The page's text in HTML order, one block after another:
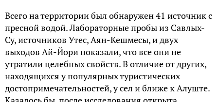
Всего на территории был обнаружен 41 источник с
пресной водой. Лабораторные пробы из Савлых-
Су, источников Утес, Аян-Кешмесы, и двух
выходов Ай-Йори показали, что все они не
утратили целебных свойств. В отличие от других,
находящихся у популярных туристических
достопримечательностей, у сел и ближе к Алуште.